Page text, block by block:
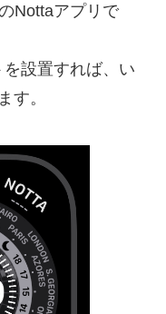
Nottaアプリで
設置すれば、い
す。